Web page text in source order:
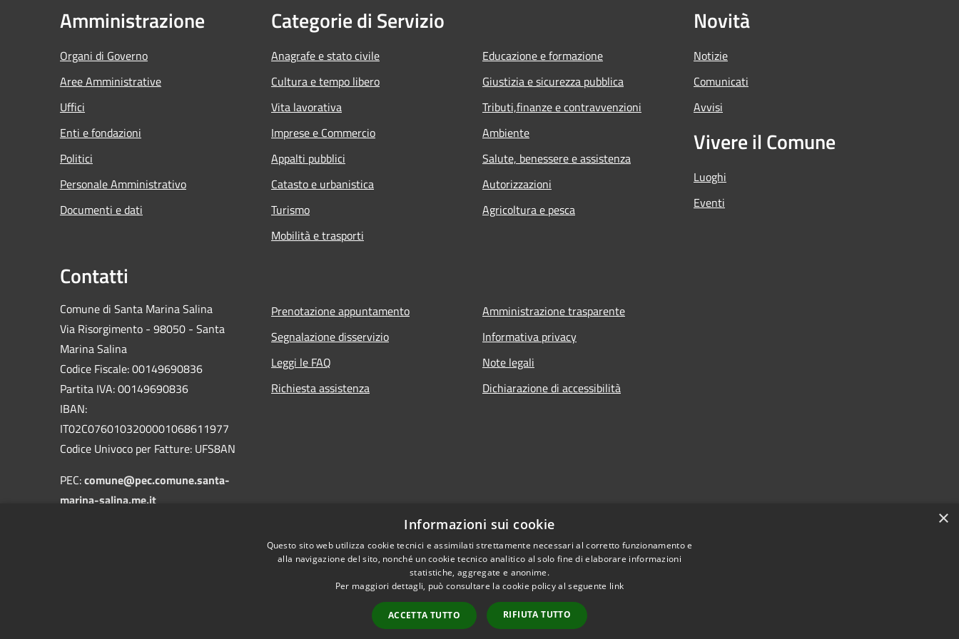
Amministrazione
Organi di Governo
Aree Amministrative
Uffici
Enti e fondazioni
Politici
Personale Amministrativo
Documenti e dati
Categorie di Servizio
Anagrafe e stato civile
Cultura e tempo libero
Vita lavorativa
Imprese e Commercio
Appalti pubblici
Catasto e urbanistica
Turismo
Mobilità e trasporti
Educazione e formazione
Giustizia e sicurezza pubblica
Tributi,finanze e contravvenzioni
Ambiente
Salute, benessere e assistenza
Autorizzazioni
Agricoltura e pesca
Novità
Notizie
Comunicati
Avvisi
Vivere il Comune
Luoghi
Eventi
Contatti
Comune di Santa Marina Salina
Via Risorgimento - 98050 - Santa
Marina Salina
Codice Fiscale: 00149690836
Partita IVA: 00149690836
IBAN:
IT02C0760103200001068611977
Codice Univoco per Fatture: UFS8AN
PEC:comune@pec.comune.santa-
marina-salina.me.it
Prenotazione appuntamento
Segnalazione disservizio
Leggi le FAQ
Richiesta assistenza
Amministrazione trasparente
Informativa privacy
Note legali
Dichiarazione di accessibilità
Copyright © 2026 • Comune di Santa Marina Salina • Powered by
×
Informazioni sui cookie
Questo sito web utilizza cookie tecnici e assimilati strettamente necessari al corretto funzionamento e
alla navigazione del sito, nonché un cookie tecnico analitico al solo fine di elaborare informazioni
statistiche, aggregate e anonime.
Per maggiori dettagli, può consultare la cookie policy al seguente link
ACCETTA TUTTO RIFIUTA TUTTO